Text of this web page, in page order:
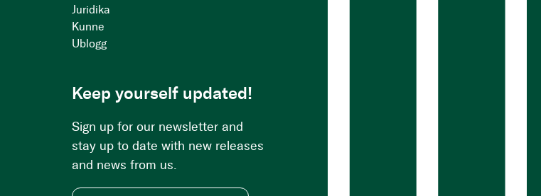
Juridika
Kunne
Ublogg
Keep yourself updated!
Sign up for our newsletter and
stay up to date with new releases
and news from us.